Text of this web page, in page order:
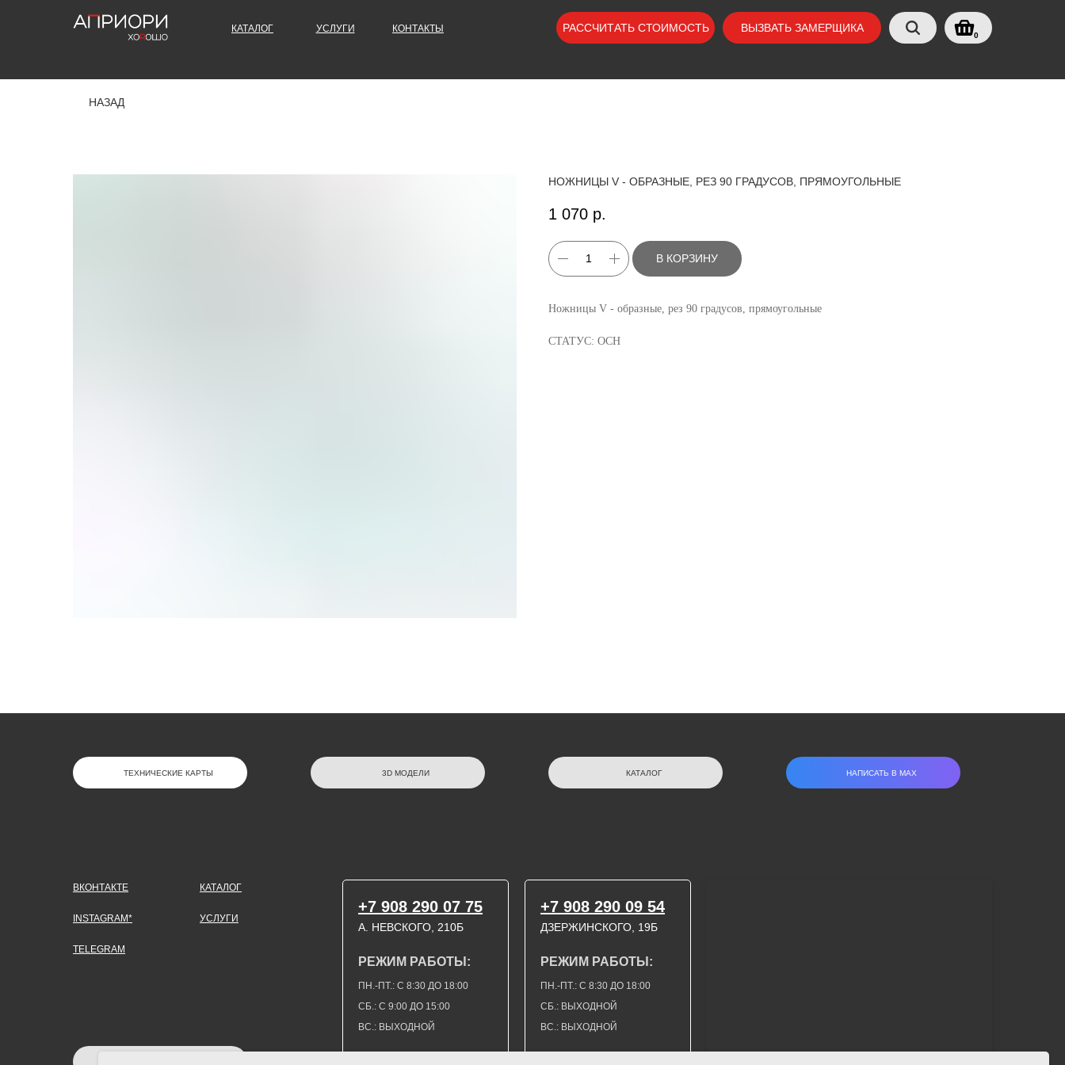
КОНТАКТЫ
УСЛУГИ
КАТАЛОГ ВЫЗВАТЬ ЗАМЕРЩИКА
РАССЧИТАТЬ СТОИМОСТЬ
0
НАЗАД
НОЖНИЦЫ V - ОБРАЗНЫЕ, РЕЗ 90 ГРАДУСОВ, ПРЯМОУГОЛЬНЫЕ
1 070 р.
В КОРЗИНУ
Ножницы V - образные, рез 90 градусов, прямоугольные
СТАТУС: ОСН
НАПИСАТЬ В МАХ
КАТАЛОГ
3D МОДЕЛИ
ТЕХНИЧЕСКИЕ КАРТЫ
TELEGRAM
INSTAGRAM*
ВКОНТАКТЕ
ДЗЕРЖИНСКОГО, 19Б
ВС.: ВЫХОДНОЙ
СБ.: С 9:00 ДО 15:00
ПН.-ПТ.: С 8:30 ДО 18:00
А. НЕВСКОГО, 210Б
УСЛУГИ
+7 908 290 09 54
РЕЖИМ РАБОТЫ:
ВС.: ВЫХОДНОЙ
СБ.: ВЫХОДНОЙ
ПН.-ПТ.: С 8:30 ДО 18:00
РЕЖИМ РАБОТЫ:
+7 908 290 07 75
КАТАЛОГ